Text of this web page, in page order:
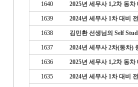
1640 2025년 세무사 1,2차 동
1639 2024년 세무사 1차 대비
1638 김민환 선생님의 Self
1637 2024년 세무사 2차(동차)
1636 2025년 세무사 1,2차 동
1635 2024년 세무사 1차 대비